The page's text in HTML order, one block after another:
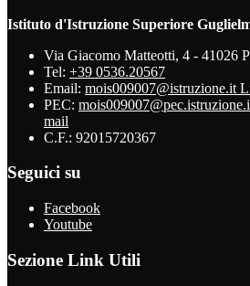
Istituto d'Istruzione Superiore
Via Giacomo Matteotti, 4 - 41026
Tel: +39 0536.20567
Email: mois009007@istruzione.it
PEC:
mail
C.F.: 92015720367
Seguici su
Facebook
Youtube
Sezione Link Utili